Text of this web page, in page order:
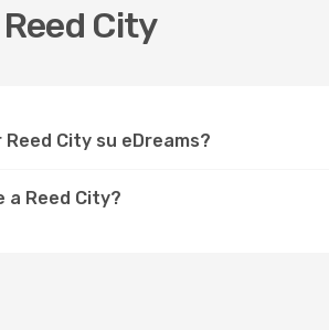
City
City su eDreams?
a Reed City?